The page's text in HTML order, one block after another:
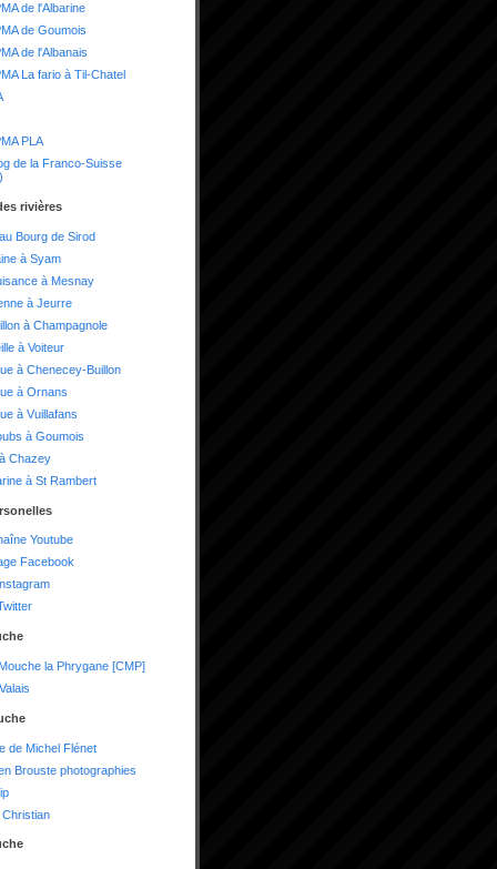
de l'Albarine
de Goumois
de l'Albanais
La fario à Til-Chatel
PLA
de la Franco-Suisse
rivières
Bourg de Sirod
à Syam
à Mesnay
à Jeurre
à Champagnole
à Voiteur
à Chenecey-Buillon
à Ornans
à Vuillafans
à Goumois
Chazey
à St Rambert
Youtube
Facebook
la Phrygane [CMP]
de Michel Flénet
Brouste photographies